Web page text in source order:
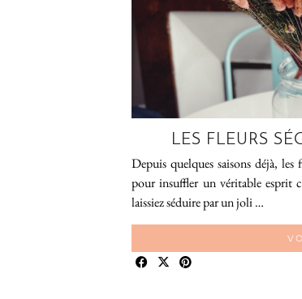
LES FLEURS
Depuis quelques saisons déjà,
pour insuffler un véritable esprit
laissiez séduire par un joli …